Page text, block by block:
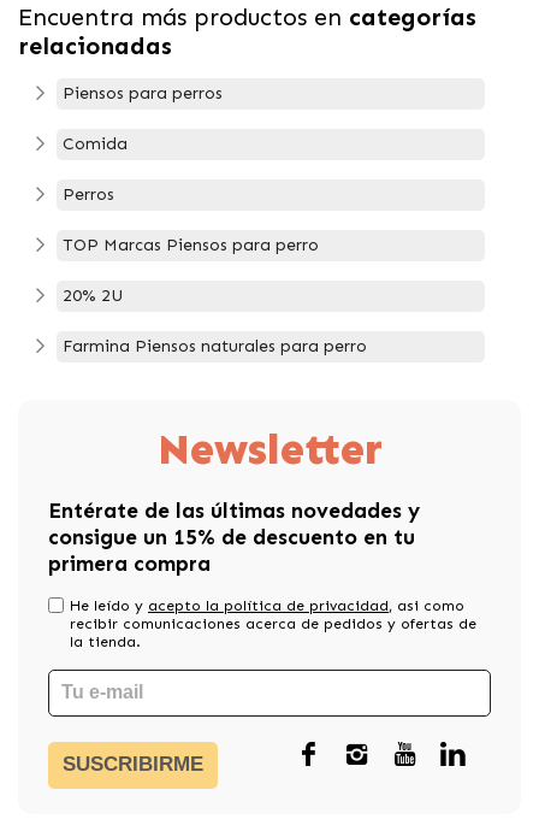
Encuentra más productos en categorías
relacionadas
Piensos para perros
Comida
Perros
TOP Marcas Piensos para perro
20% 2U
Farmina Piensos naturales para perro
Newsletter
Entérate de las últimas novedades y
consigue un 15% de descuento en tu
primera compra
He leído y acepto la política de privacidad, asi como
recibir comunicaciones acerca de pedidos y ofertas de
la tienda.
SUSCRIBIRME